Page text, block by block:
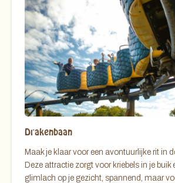
Drakenbaan
Maak je klaar voor een avontuurlijke rit in
Deze attractie zorgt voor kriebels in je buik
glimlach op je gezicht, spannend, maar